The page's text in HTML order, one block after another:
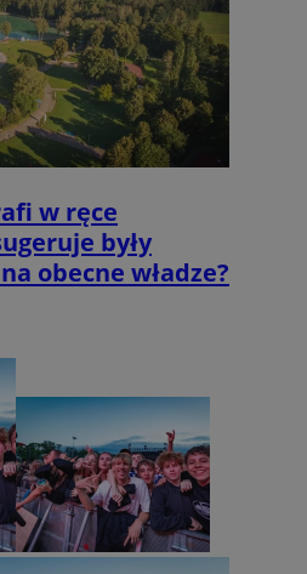
w ręce
były
obecne władze?